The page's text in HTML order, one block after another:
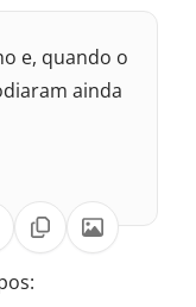
e, quando o
ainda